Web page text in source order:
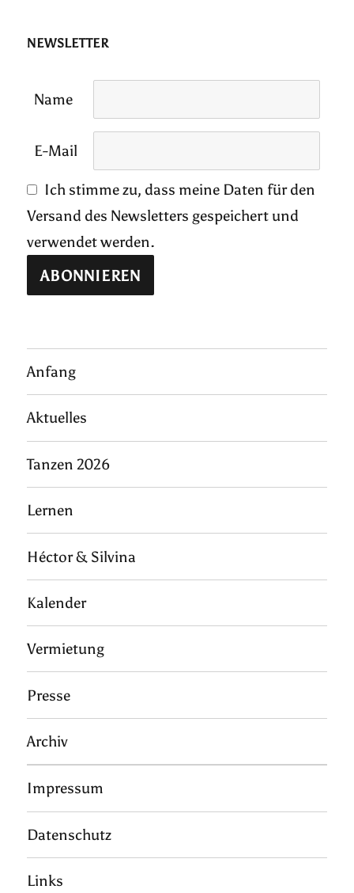
NEWSLETTER
Name
E-Mail
Ich stimme zu, dass meine Daten für den
Versand des Newsletters gespeichert und
verwendet werden.
Anfang
Aktuelles
Tanzen 2026
Lernen
Héctor & Silvina
Kalender
Vermietung
Presse
Archiv
Impressum
Datenschutz
Links